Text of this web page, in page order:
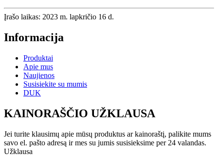
Įrašo laikas: 2023 m. lapkričio 16 d.
Informacija
Produktai
Apie mus
Naujienos
Susisiekite su mumis
DUK
KAINORAŠČIO UŽKLAUSA
Jei turite klausimų apie mūsų produktus ar kainoraštį, palikite mums
savo el. pašto adresą ir mes su jumis susisieksime per 24 valandas.
Užklausa